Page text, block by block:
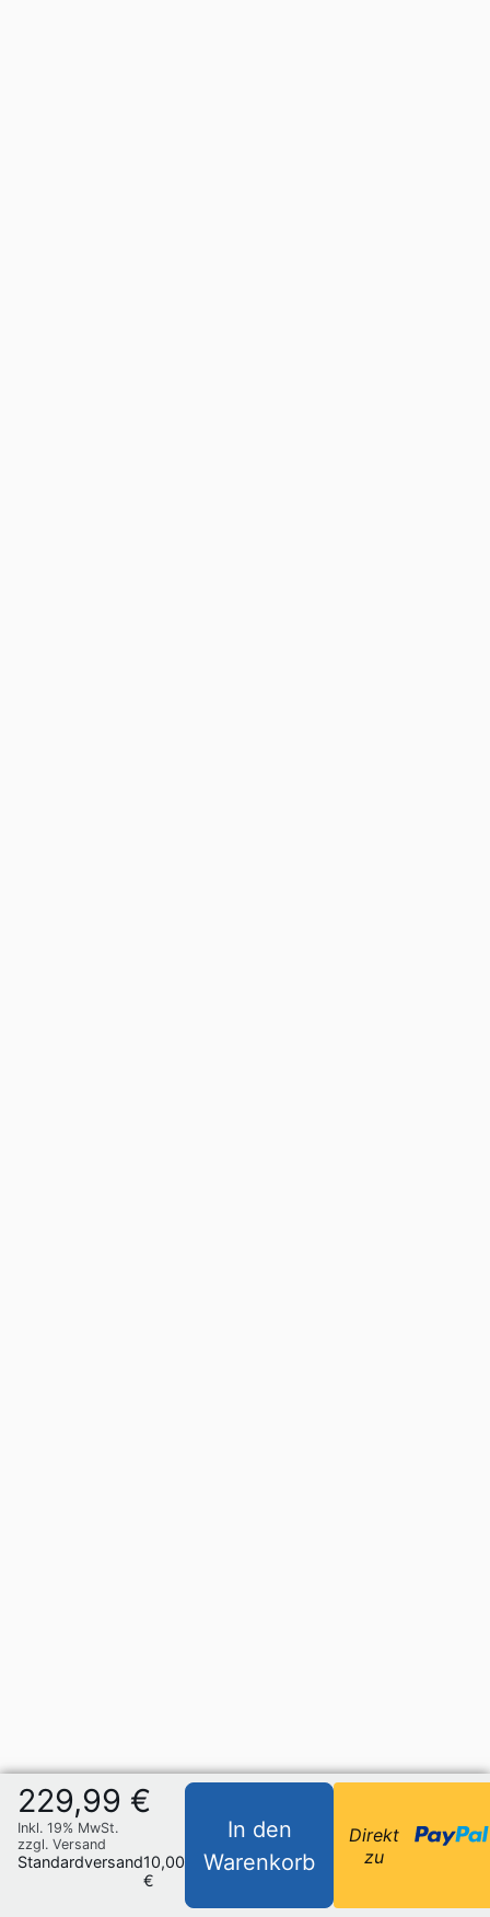
229,99 €
Inkl. 19% MwSt.
zzgl. Versand
Standardversand10,00
€
In den
Warenkorb
Direkt
zu